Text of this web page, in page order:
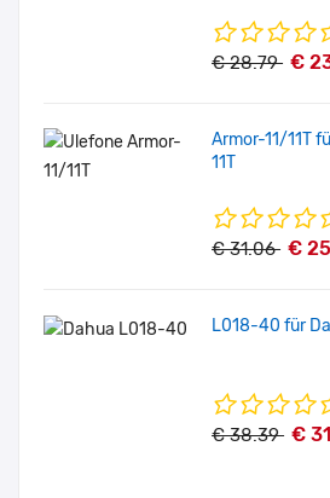
€ 28.79 €
Armor-11/11T
11T
€ 31.06 €
L018-40 für
€ 38.39 €